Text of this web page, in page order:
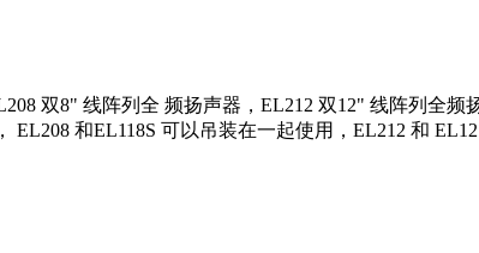
双8" 线阵列全 频扬声器，EL212 双12" 线阵列全
和EL118S 可以吊装在一起使用，EL212 和